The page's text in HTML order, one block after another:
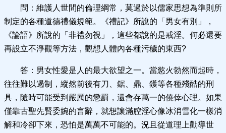
問：維護人世間的倫理綱常，莫過於以儒家思想為準則所
制定的各種道德禮儀規範。《禮記》所說的「男女有別」，
《論語》所說的「非禮勿視」，這些都說的是戒淫。何必還要
再設立不淨觀等方法，觀想人體內各種污穢的東西?
答：男女性愛是人的最大欲望之一。當慾火勃然而起時，
往往難以遏制，縱然前後有刀、鋸、鼎、鑊等各種殘酷的刑
具，隨時可能受到嚴厲的懲罰，還會存萬一的僥倖心理。如果
僅靠古聖先賢委婉的言辭，就想讓滿腔淫心像冰消雪化一樣消
解和冷卻下來，恐怕是萬萬不可能的。況且從道理上勸導世